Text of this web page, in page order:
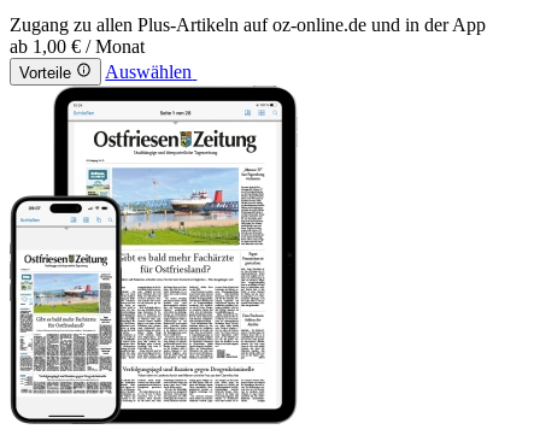
Zugang zu allen Plus-Artikeln auf oz-online.de und in der App
ab 1,00 € / Monat
Vorteile Auswählen